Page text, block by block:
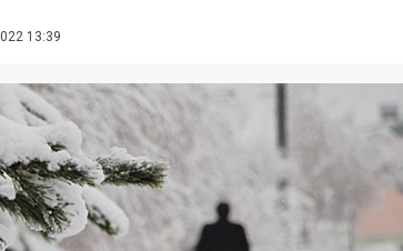
13:39